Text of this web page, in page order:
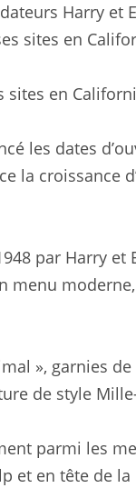
Harry et
en
les dates
la croissance
par Harry et
menu
», garnies
de style
parmi les
et en tête de